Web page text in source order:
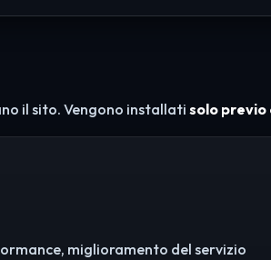
il sito. Vengono installati solo previo
miglioramento del servizio